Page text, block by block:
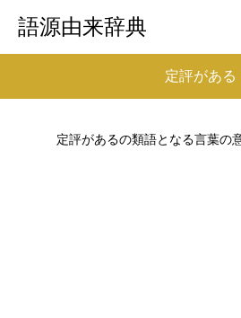
語源由来辞典
定評がある
定評があるの類語となる言葉の